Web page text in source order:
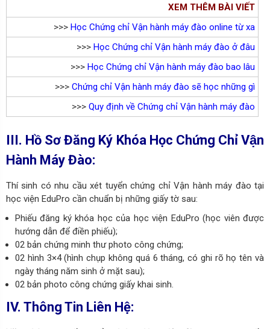
XEM THÊM BÀI VIẾT
>>> Học Chứng chỉ Vận hành máy đào online từ xa
>>> Học Chứng chỉ Vận hành máy đào ở đâu
>>> Học Chứng chỉ Vận hành máy đào bao lâu
>>> Chứng chỉ Vận hành máy đào sẽ học những gì
>>> Quy định về Chứng chỉ Vận hành máy đào
III. Hồ Sơ Đăng Ký Khóa Học Chứng Chỉ Vận
Hành Máy Đào:
Thí sinh có nhu cầu xét tuyển chứng chỉ Vận hành máy đào tại
học viện EduPro cần chuẩn bị những giấy tờ sau:
Phiếu đăng ký khóa học của học viện EduPro (học viên được
hướng dẫn để điền phiếu);
02 bản chứng minh thư photo công chứng;
02 hình 3×4 (hình chụp không quá 6 tháng, có ghi rõ họ tên và
ngày tháng năm sinh ở mặt sau);
02 bản photo công chứng giấy khai sinh.
IV. Thông Tin Liên Hệ: